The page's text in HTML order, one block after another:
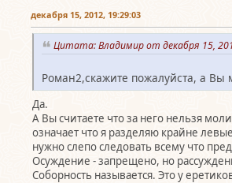
декабря 15, 2012, 19:29:03
Цитата: Владимир от декабря 15,
Роман2,скажите пожалуйста, а Вы
Да.
А Вы считаете что за него нельзя
означает что я разделяю крайне
нужно слепо следовать всему что
Осуждение - запрещено, но
Соборность называется. Это у